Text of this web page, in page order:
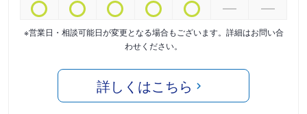
※営業日・相談可能日が変更となる場合もございます。詳細はお問い合
わせください。
詳しくはこちら